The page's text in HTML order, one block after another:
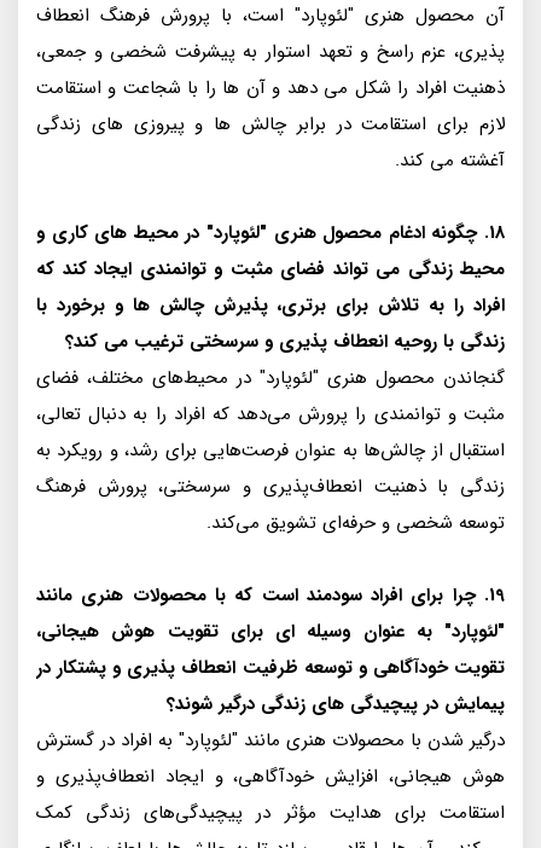
آن محصول هنری "لئوپارد" است، با پرورش فرهنگ انعطاف
پذیری، عزم راسخ و تعهد استوار به پیشرفت شخصی و جمعی،
ذهنیت افراد را شکل می دهد و آن ها را با شجاعت و استقامت
لازم برای استقامت در برابر چالش ها و پیروزی های زندگی
آغشته می کند.
18. چگونه ادغام محصول هنری "لئوپارد" در محیط های کاری و
محیط زندگی می تواند فضای مثبت و توانمندی ایجاد کند که
افراد را به تلاش برای برتری، پذیرش چالش ها و برخورد با
زندگی با روحیه انعطاف پذیری و سرسختی ترغیب می کند؟
گنجاندن محصول هنری "لئوپارد" در محیط‌های مختلف، فضای
مثبت و توانمندی را پرورش می‌دهد که افراد را به دنبال تعالی،
استقبال از چالش‌ها به عنوان فرصت‌هایی برای رشد، و رویکرد به
زندگی با ذهنیت انعطاف‌پذیری و سرسختی، پرورش فرهنگ
توسعه شخصی و حرفه‌ای تشویق می‌کند.
19. چرا برای افراد سودمند است که با محصولات هنری مانند
"لئوپارد" به عنوان وسیله ای برای تقویت هوش هیجانی،
تقویت خودآگاهی و توسعه ظرفیت انعطاف پذیری و پشتکار در
پیمایش در پیچیدگی های زندگی درگیر شوند؟
درگیر شدن با محصولات هنری مانند "لئوپارد" به افراد در گسترش
هوش هیجانی، افزایش خودآگاهی، و ایجاد انعطاف‌پذیری و
استقامت برای هدایت مؤثر در پیچیدگی‌های زندگی کمک